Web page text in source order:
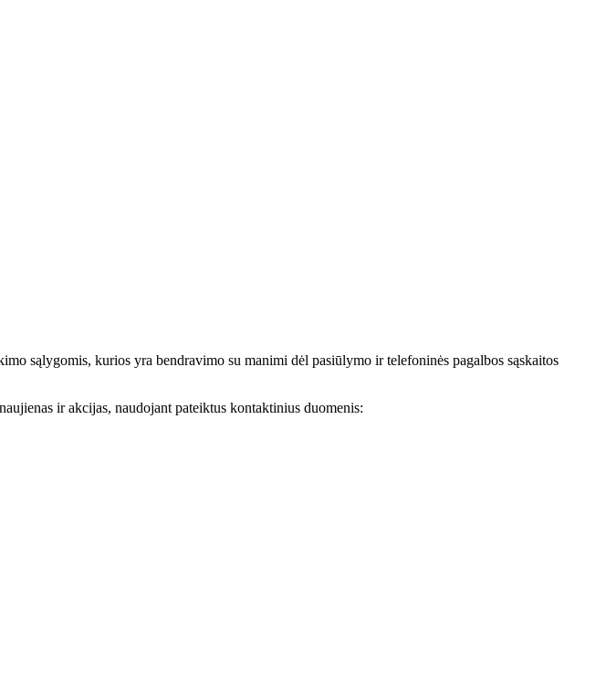
sąlygomis, kurios yra bendravimo su manimi dėl pasiūlymo ir telefoninės pagalbos sąskaitos
ir akcijas, naudojant pateiktus kontaktinius duomenis: